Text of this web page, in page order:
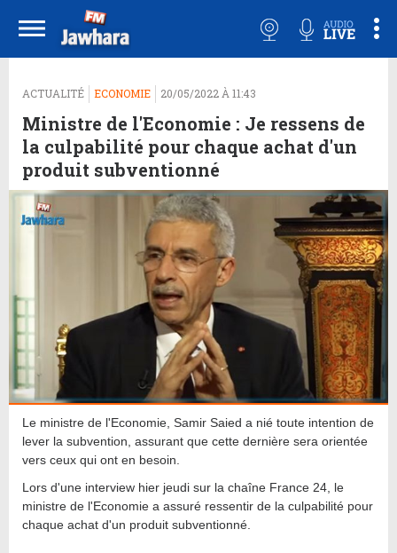
ACTUALITÉ ECONOMIE 20/05/2022 À 11:43
Ministre de l'Economie : Je ressens de
la culpabilité pour chaque achat d'un
produit subventionné
Le ministre de l'Economie, Samir Saied a nié toute intention de
lever la subvention, assurant que cette dernière sera orientée
vers ceux qui ont en besoin.
Lors d'une interview hier jeudi sur la chaîne France 24, le
ministre de l'Economie a assuré ressentir de la culpabilité pour
chaque achat d'un produit subventionné.